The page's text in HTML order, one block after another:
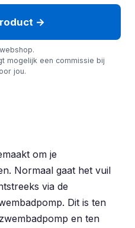
→
mogelijk een commissie bij
jou.
om je
Normaal gaat het vuil
via de
Dit is ten
en ten